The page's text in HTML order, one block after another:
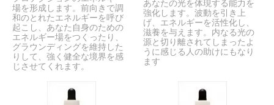
場を形成します。前向きで調
和のとれたエネルギーを呼び
起こし、あなた自身のための
エネルギー場をつくったり、
グラウンディングを維持した
りして、強く健全な境界を感
じさせてくれます。
あなたの光を体現する能力を
強化します。波動を引き上
げ、エネルギーを活性化し、
滋養を与えます。内なる光の
源と切り離されてしまったよ
うに感じる人の助けにもなり
ます